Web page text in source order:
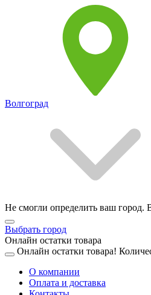
Волгоград
Не смогли определить ваш город.
Выбрать город
Онлайн остатки товара
Онлайн остатки товара!
О компании
Оплата и доставка